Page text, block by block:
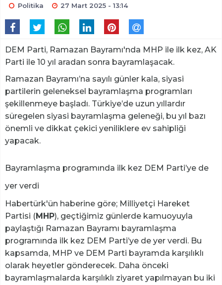
Politika 27 Mart 2025 - 13:14
DEM Parti, Ramazan Bayramı'nda MHP ile ilk kez, AK
Parti ile 10 yıl aradan sonra bayramlaşacak.
Ramazan Bayramı’na sayılı günler kala, siyasi
partilerin geleneksel bayramlaşma programları
şekillenmeye başladı. Türkiye’de uzun yıllardır
süregelen siyasi bayramlaşma geleneği, bu yıl bazı
önemli ve dikkat çekici yeniliklere ev sahipliği
yapacak.
Bayramlaşma programında ilk kez DEM Parti’ye de
yer verdi
Habertürk'ün haberine göre; Milliyetçi Hareket
Partisi (MHP), geçtiğimiz günlerde kamuoyuyla
paylaştığı Ramazan Bayramı bayramlaşma
programında ilk kez DEM Parti’ye de yer verdi. Bu
kapsamda, MHP ve DEM Parti bayramda karşılıklı
olarak heyetler gönderecek. Daha önceki
bayramlaşmalarda karşılıklı ziyaret yapılmayan bu iki